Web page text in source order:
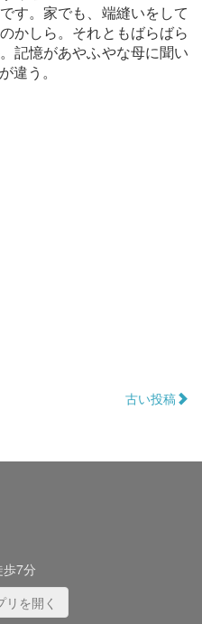
す。家でも、端縫いをして
かしら。それともばらばら
記憶があやふやな母に聞い
違う。
古い投稿
7分
リを開く